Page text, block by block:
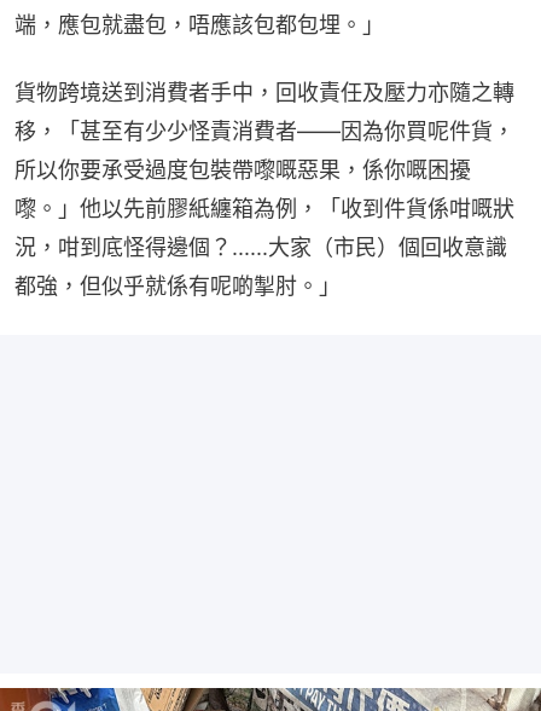
端，應包就盡包，唔應該包都包埋。」
貨物跨境送到消費者手中，回收責任及壓力亦隨之轉
移，「甚至有少少怪責消費者——因為你買呢件貨，
所以你要承受過度包裝帶嚟嘅惡果，係你嘅困擾
嚟。」他以先前膠紙纏箱為例，「收到件貨係咁嘅狀
況，咁到底怪得邊個？......大家（市民）個回收意識
都強，但似乎就係有呢啲掣肘。」